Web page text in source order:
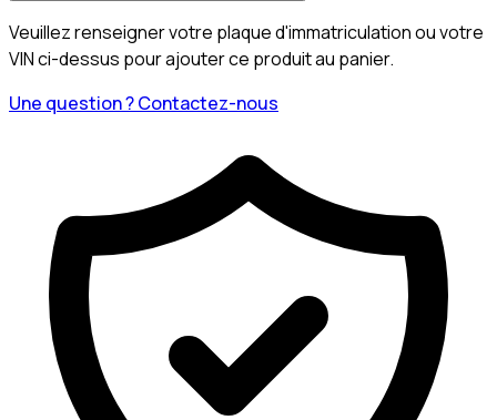
Veuillez renseigner votre plaque d'immatriculation ou votre
VIN ci-dessus pour ajouter ce produit au panier.
Une question ? Contactez-nous